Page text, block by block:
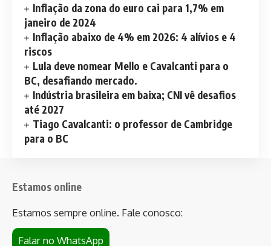
Inflação da zona do euro cai para 1,7% em
janeiro de 2024
Inflação abaixo de 4% em 2026: 4 alívios e 4
riscos
Lula deve nomear Mello e Cavalcanti para o
BC, desafiando mercado.
Indústria brasileira em baixa; CNI vê desafios
até 2027
Tiago Cavalcanti: o professor de Cambridge
para o BC
Estamos online
Estamos sempre online. Fale conosco:
Falar no WhatsApp